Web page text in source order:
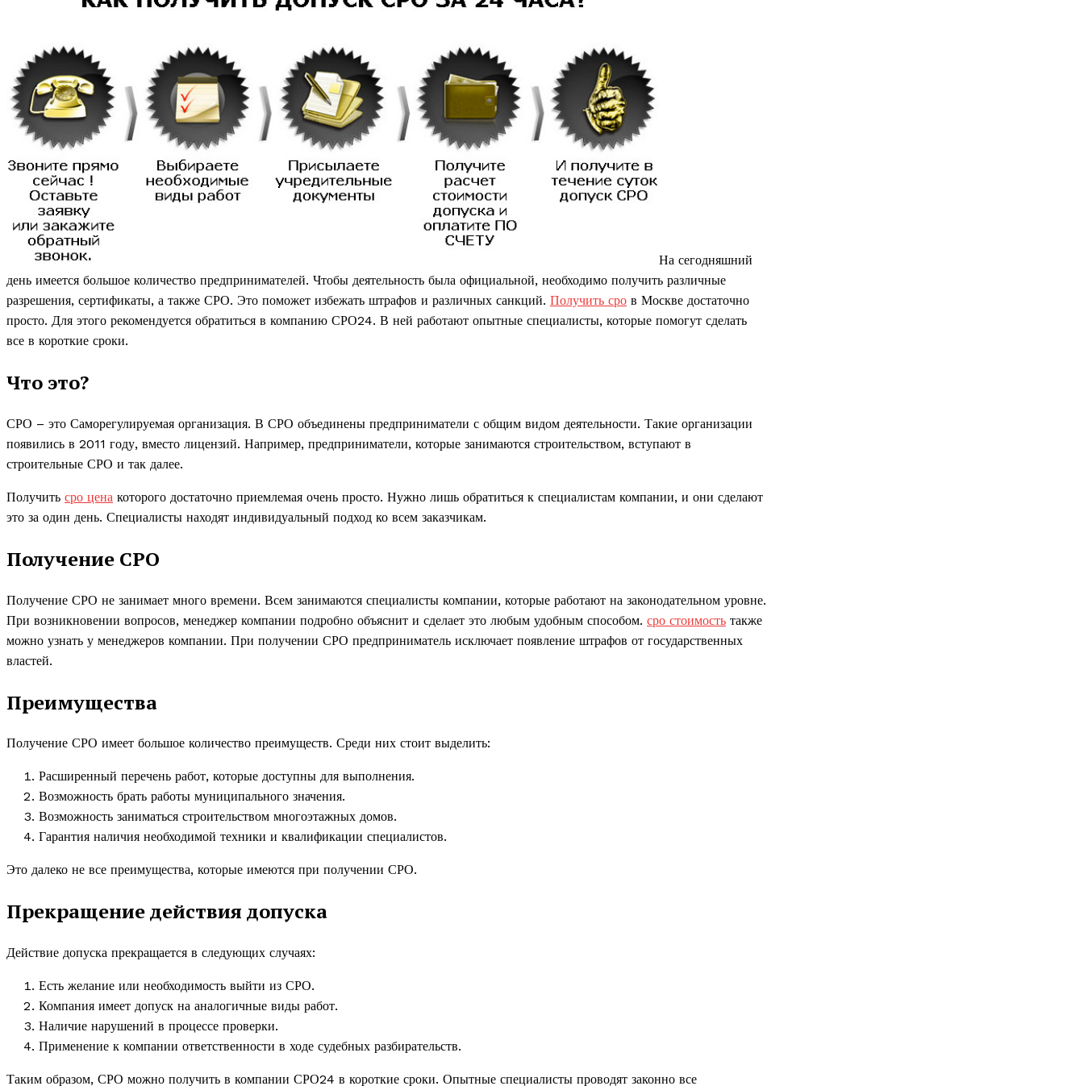
На сегодняшний
день имеется большое количество предпринимателей. Чтобы деятельность была официальной, необходимо получить различные
разрешения, сертификаты, а также СРО. Это поможет избежать штрафов и различных санкций. Получить сро в Москве достаточно
просто. Для этого рекомендуется обратиться в компанию СРО24. В ней работают опытные специалисты, которые помогут сделать
все в короткие сроки.
Что это?
СРО – это Саморегулируемая организация. В СРО объединены предприниматели с общим видом деятельности. Такие организации
появились в 2011 году, вместо лицензий. Например, предприниматели, которые занимаются строительством, вступают в
строительные СРО и так далее.
Получить сро цена которого достаточно приемлемая очень просто. Нужно лишь обратиться к специалистам компании, и они сделают
это за один день. Специалисты находят индивидуальный подход ко всем заказчикам.
Получение СРО
Получение СРО не занимает много времени. Всем занимаются специалисты компании, которые работают на законодательном уровне.
При возникновении вопросов, менеджер компании подробно объяснит и сделает это любым удобным способом. сро стоимость также
можно узнать у менеджеров компании. При получении СРО предприниматель исключает появление штрафов от государственных
властей.
Преимущества
Получение СРО имеет большое количество преимуществ. Среди них стоит выделить:
Расширенный перечень работ, которые доступны для выполнения.
Возможность брать работы муниципального значения.
Возможность заниматься строительством многоэтажных домов.
Гарантия наличия необходимой техники и квалификации специалистов.
Это далеко не все преимущества, которые имеются при получении СРО.
Прекращение действия допуска
Действие допуска прекращается в следующих случаях:
Есть желание или необходимость выйти из СРО.
Компания имеет допуск на аналогичные виды работ.
Наличие нарушений в процессе проверки.
Применение к компании ответственности в ходе судебных разбирательств.
Таким образом, СРО можно получить в компании СРО24 в короткие сроки. Опытные специалисты проводят законно все